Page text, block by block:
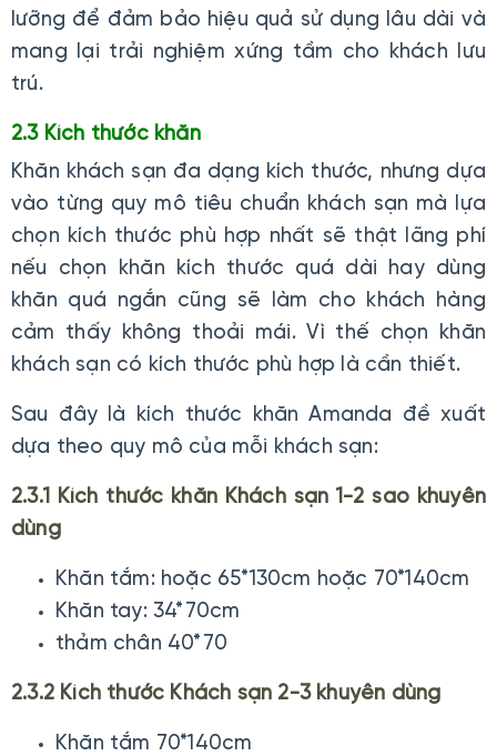
lưỡng để đảm bảo hiệu quả sử dụng lâu dài và
mang lại trải nghiệm xứng tầm cho khách lưu
trú.
2.3 Kích thước khăn
Khăn khách sạn đa dạng kích thước, nhưng dựa
vào từng quy mô tiêu chuẩn khách sạn mà lựa
chọn kích thước phù hợp nhất sẽ thật lãng phí
nếu chọn khăn kích thước quá dài hay dùng
khăn quá ngắn cũng sẽ làm cho khách hàng
cảm thấy không thoải mái. Vì thế chọn khăn
khách sạn có kích thước phù hợp là cần thiết.
Sau đây là kích thước khăn Amanda đề xuất
dựa theo quy mô của mỗi khách sạn:
2.3.1 Kích thước khăn Khách sạn 1-2 sao khuyên
dùng
Khăn tắm: hoặc 65*130cm hoặc 70*140cm
Khăn tay: 34*70cm
thảm chân 40*70
2.3.2 Kích thước Khách sạn 2-3 khuyên dùng
Khăn tắm 70*140cm